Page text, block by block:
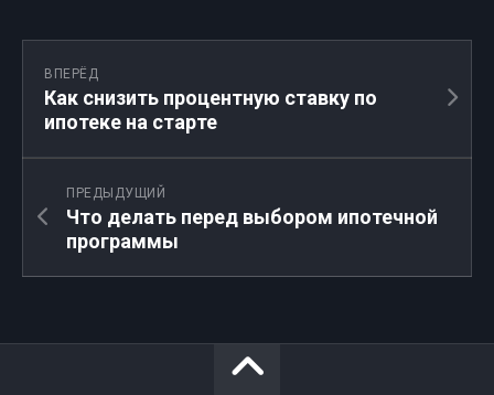
ВПЕРЁД
Как снизить процентную ставку по
ипотеке на старте
ПРЕДЫДУЩИЙ
Что делать перед выбором ипотечной
программы